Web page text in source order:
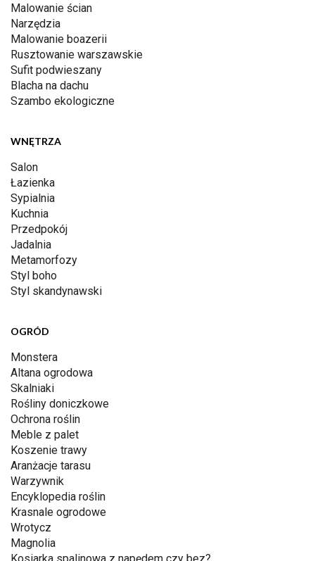
Malowanie ścian
Narzędzia
Malowanie boazerii
Rusztowanie warszawskie
Sufit podwieszany
Blacha na dachu
Szambo ekologiczne
WNĘTRZA
Salon
Łazienka
Sypialnia
Kuchnia
Przedpokój
Jadalnia
Metamorfozy
Styl boho
Styl skandynawski
OGRÓD
Monstera
Altana ogrodowa
Skalniaki
Rośliny doniczkowe
Ochrona roślin
Meble z palet
Koszenie trawy
Aranżacje tarasu
Warzywnik
Encyklopedia roślin
Krasnale ogrodowe
Wrotycz
Magnolia